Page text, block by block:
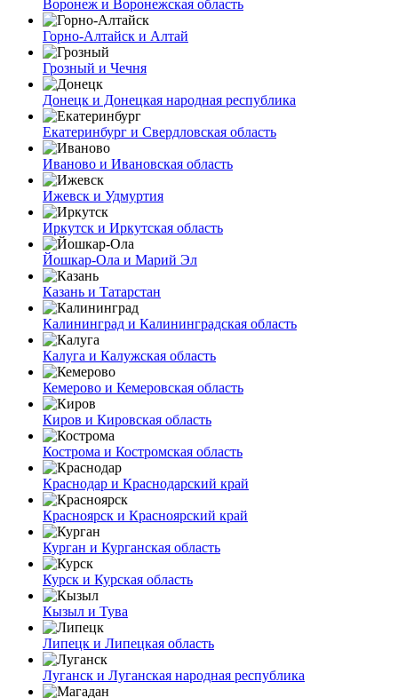
Воронеж и Воронежская область
Горно-Алтайск и Алтай
Грозный и Чечня
Донецк и Донецкая народная республика
Екатеринбург и Свердловская область
Иваново и Ивановская область
Ижевск и Удмуртия
Иркутск и Иркутская область
Йошкар-Ола и Марий Эл
Казань и Татарстан
Калининград и Калининградская область
Калуга и Калужская область
Кемерово и Кемеровская область
Киров и Кировская область
Кострома и Костромская область
Краснодар и Краснодарский край
Красноярск и Красноярский край
Курган и Курганская область
Курск и Курская область
Кызыл и Тува
Липецк и Липецкая область
Луганск и Луганская народная республика